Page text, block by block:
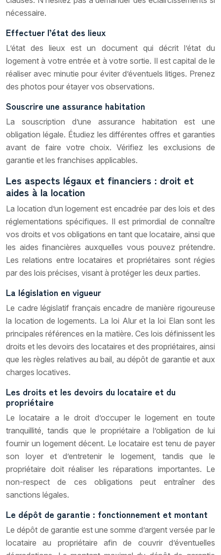
nécessaire.
Effectuer l’état des lieux
L’état des lieux est un document qui décrit l’état du
logement à votre entrée et à votre sortie. Il est capital de le
réaliser avec minutie pour éviter d’éventuels litiges. Prenez
des photos pour étayer vos observations.
Souscrire une assurance habitation
La souscription d’une assurance habitation est une
obligation légale. Étudiez les différentes offres et garanties
avant de faire votre choix. Vérifiez les exclusions de
garantie et les franchises applicables.
Les aspects légaux et financiers : droit et
aides à la location
La location d’un logement est encadrée par des lois et des
réglementations spécifiques. Il est primordial de connaître
vos droits et vos obligations en tant que locataire, ainsi que
les aides financières auxquelles vous pouvez prétendre.
Les relations entre locataires et propriétaires sont régies
par des lois précises, visant à protéger les deux parties.
La législation en vigueur
Le cadre législatif français encadre de manière rigoureuse
la location de logements. La loi Alur et la loi Elan sont les
principales références en la matière. Ces lois définissent les
droits et les devoirs des locataires et des propriétaires, ainsi
que les règles relatives au bail, au dépôt de garantie et aux
charges locatives.
Les droits et les devoirs du locataire et du
propriétaire
Le locataire a le droit d’occuper le logement en toute
tranquillité, tandis que le propriétaire a l’obligation de lui
fournir un logement décent. Le locataire est tenu de payer
son loyer et d’entretenir le logement, tandis que le
propriétaire doit réaliser les réparations importantes. Le
non-respect de ces obligations peut entraîner des
sanctions légales.
Le dépôt de garantie : fonctionnement et montant
Le dépôt de garantie est une somme d’argent versée par le
locataire au propriétaire afin de couvrir d’éventuelles